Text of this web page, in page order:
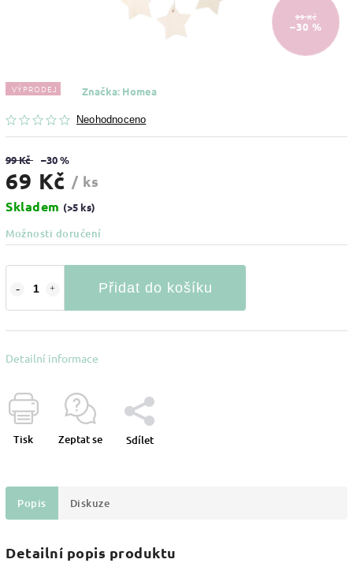
99 Kč
–30 %
VÝPRODEJ
Neohodnoceno
Značka: Homea
99 Kč –30 %
69 Kč / ks
Skladem (>5 ks)
Možnosti doručení
Přidat do košíku
Detailní informace
Tisk Zeptat se Sdílet
Popis Diskuze
Detailní popis produktu